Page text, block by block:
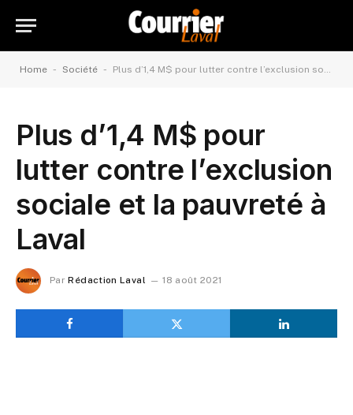
Home - Société - Plus d’1,4 M$ pour lutter contre l’exclusion sociale et la pauvreté à Laval
Plus d’1,4 M$ pour
lutter contre l’exclusion
sociale et la pauvreté à
Laval
Par Rédaction Laval 18 août 2021